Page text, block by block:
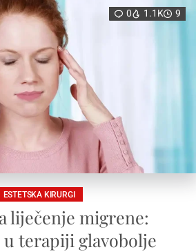
0 1.1K 9
ESTETSKA KIRURGI
liječenje migrene:
u terapiji glavobolje